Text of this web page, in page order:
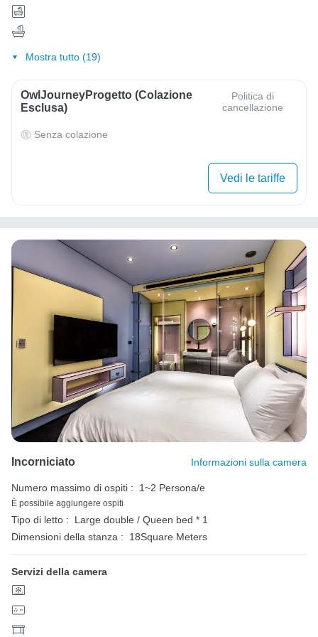
Mostra tutto (19)
OwlJourneyProgetto (colazione
Esclusa)
Politica di
cancellazione
Senza colazione
Vedi le tariffe
Incorniciato Informazioni sulla camera
Numero massimo di ospiti : 1~2 Persona/e
È possibile aggiungere ospiti
Tipo di letto :
Large double / Queen bed * 1
Dimensioni della stanza :
18Square Meters
Servizi della camera